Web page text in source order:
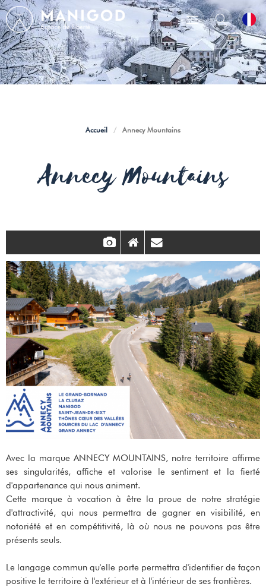
Accueil / Annecy Mountains
Annecy Mountains
Avec la marque ANNECY MOUNTAINS, notre territoire affirme
ses singularités, affiche et valorise le sentiment et la fierté
d'appartenance qui nous animent.
Cette marque à vocation à être la proue de notre stratégie
d'attractivité, qui nous permettra de gagner en visibilité, en
notoriété et en compétitivité, là où nous ne pouvons pas être
présents seuls.
Le langage commun qu'elle porte permettra d'identifier de façon
positive le territoire à l'extérieur et à l'intérieur de ses frontières.